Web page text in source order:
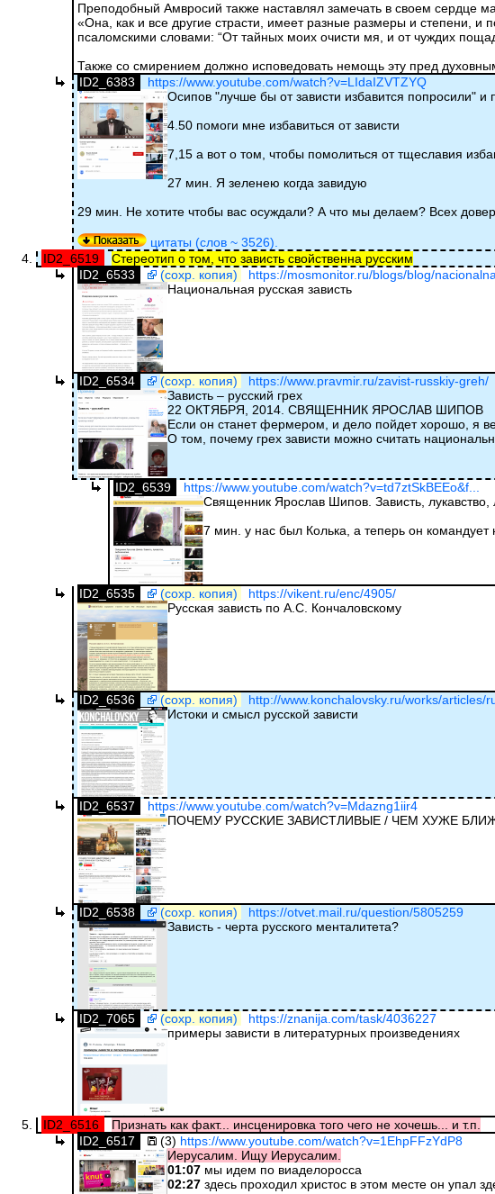
Преподобный Амвросий также наставлял замечать в своем сердце
«Она, как и все другие страсти, имеет разные размеры и степени,
псаломскими словами: “От тайных моих очисти мя, и от чуждих
Также со смирением должно исповедовать немощь эту пред
ID2_6383
https://www.youtube.com/watch?v=LIdaIZVTZYQ
Осипов "лучше бы от зависти избавится попросили" и
4.50 помоги мне избавиться от зависти
7,15 а вот о том, чтобы помолиться от тщеславия
27 мин. Я зеленею когда завидую
29 мин. Не хотите чтобы вас осуждали? А что мы делаем? Всех
цитаты (слов ~ 3526).
ID2_6519
Стереотип о том, что зависть свойственна русским
ID2_6533
(сохр. копия)
https://mosmonitor.ru/blogs/blog/
Национальная русская зависть
ID2_6534 (сохр. копия)
https://www.pravmir.ru/zavist-russkiy-greh/
Зависть – русский грех
22 ОКТЯБРЯ, 2014. СВЯЩЕННИК ЯРОСЛАВ ШИПОВ
Если он станет фермером, и дело пойдет хорошо, я
О том, почему грех зависти можно считать
ID2_6539
https://www.youtube.com/watch?v=td7ztSkBEEo&f...
Священник Ярослав Шипов. Зависть,
7 мин. у нас был Колька, а теперь он командует
ID2_6535 (сохр. копия)
https://vikent.ru/enc/4905/
Русская зависть по А.С. Кончаловскому
ID2_6536 (сохр. копия)
http://www.konchalovsky.ru/works/articles/
Истоки и смысл русской зависти
ID2_6537
https://www.youtube.com/watch?v=Mdazng1iir4
ПОЧЕМУ РУССКИЕ ЗАВИСТЛИВЫЕ / ЧЕМ ХУЖЕ
ID2_6538 (сохр. копия)
https://otvet.mail.ru/question/5805259
Зависть - черта русского менталитета?
ID2_7065 (сохр. копия)
https://znanija.com/task/4036227
примеры зависти в литературных произведениях
ID2_6516
Признать как факт... инсценировка того чего не хочешь... и т.п.
ID2_6517
(3) https://www.youtube.com/watch?v=1EhpFFzYdP8
Иерусалим. Ищу Иерусалим.
01:07 мы идем по виаделоросса
02:27 здесь проходил христос в этом месте он упал